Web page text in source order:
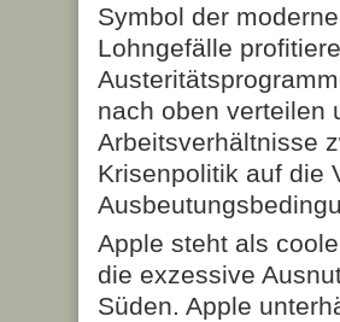
Symbol der
Lohngefälle
nach oben verteilen
Arbeitsverhältnisse
Krisenpolitik auf die
Apple steht als
die exzessive
Süden. Apple